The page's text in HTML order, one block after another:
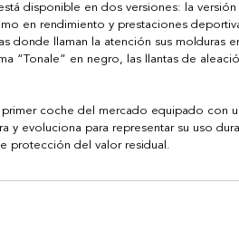
disponible en dos versiones: la
en rendimiento y prestaciones
donde llaman la atención sus molduras
“Tonale” en negro, las llantas de
primer coche del mercado equipado con
y evoluciona para representar su uso
protección del valor residual.